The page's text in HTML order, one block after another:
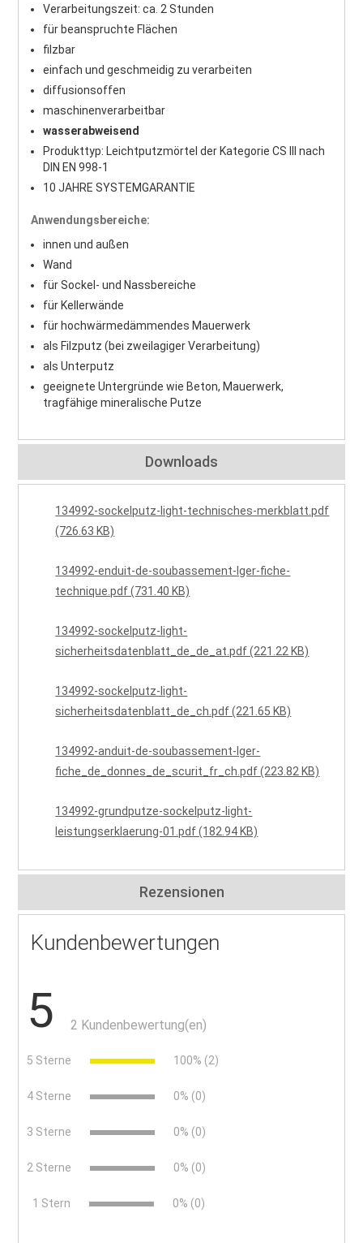
Verarbeitungszeit: ca. 2 Stunden
für beanspruchte Flächen
filzbar
einfach und geschmeidig zu verarbeiten
diffusionsoffen
maschinenverarbeitbar
wasserabweisend
Produkttyp: Leichtputzmörtel der Kategorie CS III nach
DIN EN 998-1
10 JAHRE SYSTEMGARANTIE
Anwendungsbereiche:
innen und außen
Wand
für Sockel- und Nassbereiche
für Kellerwände
für hochwärmedämmendes Mauerwerk
als Filzputz (bei zweilagiger Verarbeitung)
als Unterputz
geeignete Untergründe wie Beton, Mauerwerk,
tragfähige mineralische Putze
Downloads
134992-sockelputz-light-technisches-merkblatt.pdf
(726.63 KB)
134992-enduit-de-soubassement-lger-fiche-
technique.pdf (731.40 KB)
134992-sockelputz-light-
sicherheitsdatenblatt_de_de_at.pdf (221.22 KB)
134992-sockelputz-light-
sicherheitsdatenblatt_de_ch.pdf (221.65 KB)
134992-anduit-de-soubassement-lger-
fiche_de_donnes_de_scurit_fr_ch.pdf (223.82 KB)
134992-grundputze-sockelputz-light-
leistungserklaerung-01.pdf (182.94 KB)
Rezensionen
Kundenbewertungen
5 2 Kundenbewertung(en)
5 Sterne 100% (2)
4 Sterne 0% (0)
3 Sterne 0% (0)
2 Sterne 0% (0)
1 Stern 0% (0)